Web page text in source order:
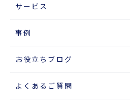
サービス
事例
お役立ちブログ
よくあるご質問